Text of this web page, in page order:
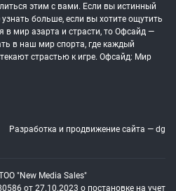
этим с вами. Если вы истинный
больше, если вы хотите ощутить
в мир азарта и страсти, то Офсайд —
в наш мир спорта, где каждый
страстью к игре. Офсайд: Мир
Разработка и продвижение сайта — dg
"New Media Sales"
от 27.10.2023 о постановке на учет